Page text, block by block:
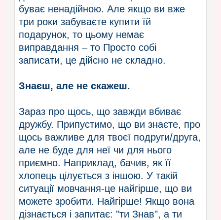
буває ненадійною. Але якщо ви вже
три роки забуваєте купити їй
подарунок, то цьому немає
виправдання – то Просто собі
записати, це дійсно не складно.
Знаєш, але не скажеш.
Зараз про щось, що завжди вбиває
дружбу. Припустимо, що ви знаєте, про
щось важливе для твоєї подруги/друга,
але не буде для неї чи для нього
приємно. Наприклад, бачив, як її
хлопець цілується з іншою. У такій
ситуації мовчання-це найгірше, що ви
можете зробити. Найгірше! Якщо вона
дізнається і запитає: "ти Знав", а ти